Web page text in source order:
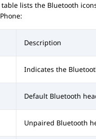
lists the Bluetooth
:
Description
Indicates the
Default Bluetooth
Unpaired Bluetooth